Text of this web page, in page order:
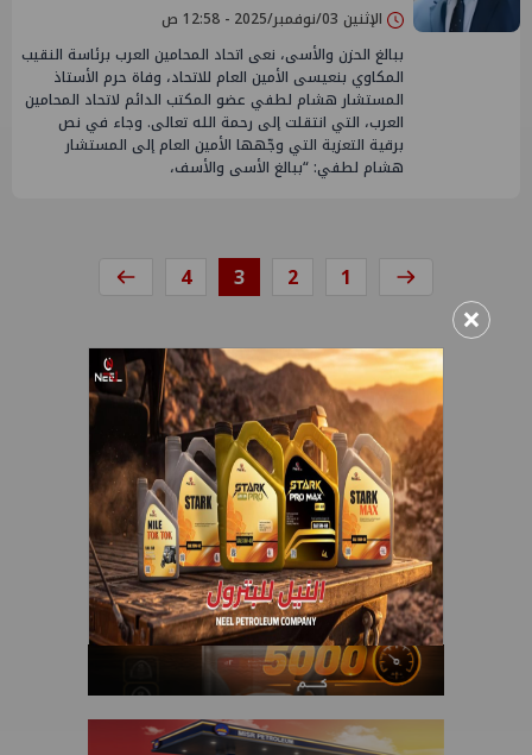
الإثنين 03/نوفمبر/2025 - 12:58 ص
ببالغ الحزن والأسى، نعى اتحاد المحامين العرب برئاسة النقيب
المكاوي بنعيسى الأمين العام للاتحاد، وفاة حرم الأستاذ
المستشار هشام لطفي عضو المكتب الدائم لاتحاد المحامين
العرب، التي انتقلت إلى رحمة الله تعالى. وجاء في نص
برقية التعزية التي وجّهها الأمين العام إلى المستشار
هشام لطفي: “ببالغ الأسى والأسف،
1
2
3
4
×